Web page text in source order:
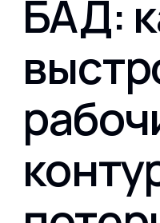
Капсул
Коллагена
Протеина
БАД: